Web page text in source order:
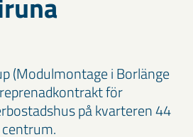
(Modulmontage i Borlänge
för
på kvarteren 44